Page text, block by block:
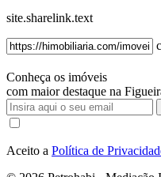
site.sharelink.text
Conheça os imóveis
com maior destaque na
Aceito a Política de